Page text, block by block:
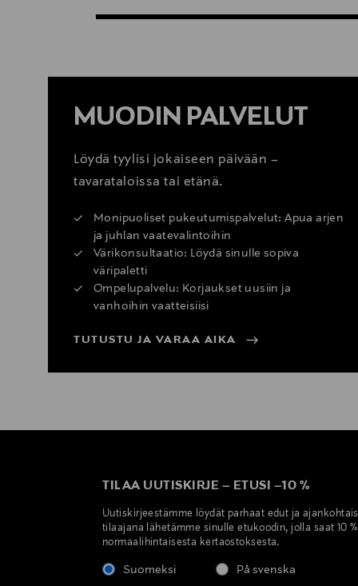
MUODIN PALVELUT
Löydä tyylisi jokaiseen päivään –
tavarataloissa tai etänä.
Monipuoliset pukeutumispalvelut: Apua arjen
ja juhlan vaatevalintoihin
Värikonsultaatio: Löydä sinulle sopiva
väripaletti
Ompelupalvelu: Korjaukset uusiin ja
vanhoihin vaatteisiisi
TUTUSTU JA VARAA AIKA
TILAA UUTISKIRJE – ETUSI –10 %
Uutiskirjeestämme löydät parhaat edut ja
tilaajana lähetämme sinulle etukoodin, jolla saat 10
normaalihintaisesta kertaostoksesta.
Suomeksi På svenska